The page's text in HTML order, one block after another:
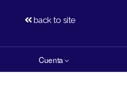
back to site
Cuenta